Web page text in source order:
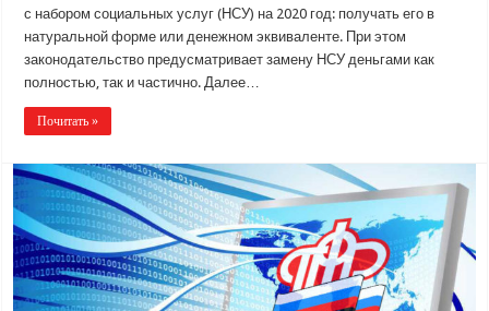
с набором социальных услуг (НСУ) на 2020 год: получать его в
натуральной форме или денежном эквиваленте. При этом
законодательство предусматривает замену НСУ деньгами как
полностью, так и частично. Далее…
Почитать »